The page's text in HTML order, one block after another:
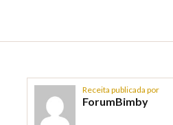
Receita publicada por
ForumBimby